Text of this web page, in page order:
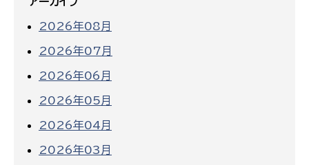
2026年08月
2026年07月
2026年06月
2026年05月
2026年04月
2026年03月